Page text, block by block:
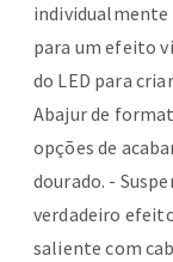
individualmente
para um efeito
do LED para
Abajur de
opções de
dourado. -
verdadeiro
saliente com